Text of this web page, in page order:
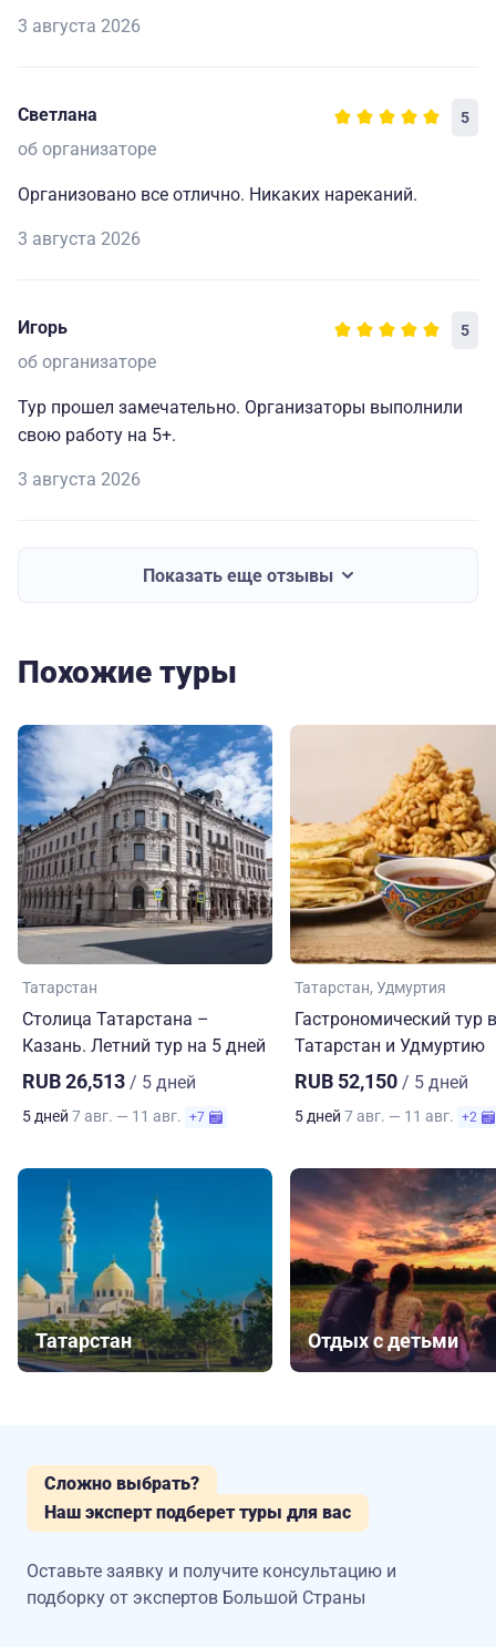
3 августа 2026
Светлана 5
об организаторе
Организовано все отлично. Никаких нареканий.
3 августа 2026
Игорь 5
об организаторе
Тур прошел замечательно. Организаторы выполнили
свою работу на 5+.
3 августа 2026
Показать еще отзывы
Похожие туры
Татарстан
Столица Татарстана –
Казань. Летний тур на 5 дней
RUB 26,513 / 5 дней
5 дней 7 авг. — 11 авг. +7
Татарстан Удмуртия
Гастрономический тур в
Татарстан и Удмуртию
RUB 52,150 / 5 дней
5 дней 7 авг. — 11 авг. +2
Татарстан Отдых с детьми
Сложно выбрать?
Наш эксперт подберет туры для вас
Оставьте заявку и получите консультацию и
подборку от экспертов Большой Страны